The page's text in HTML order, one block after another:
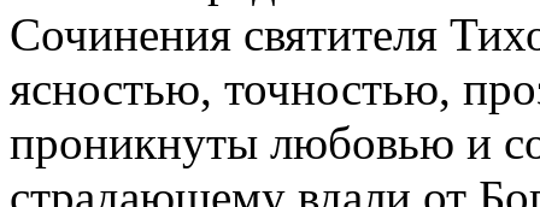
Сочинения святителя
ясностью, точностью,
проникнуты любовью и
страдающему вдали от